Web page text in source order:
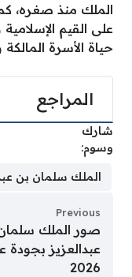
الملك منذ صغره،
على القيم
حياة الأسرة المالكة
المراجع
شارك
وسوم:
الملك سلمان بن
Previous
صور الملك
عبدالعزيز بجودة
2026